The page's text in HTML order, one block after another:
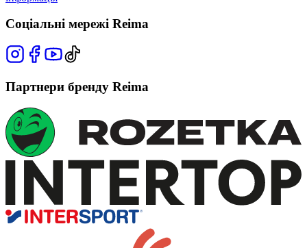
Соціальні мережі Reima
Партнери бренду Reima